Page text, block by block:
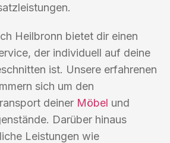
Heilbronn bietet dir einen
der individuell auf deine
ist. Unsere erfahrenen
sich um den
deiner Möbel und
Darüber hinaus
Leistungen wie